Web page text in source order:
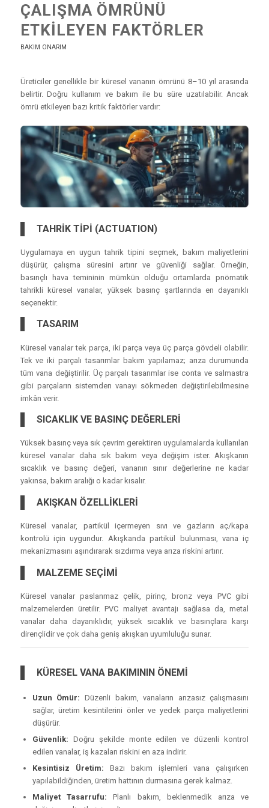
ÇALIŞMA ÖMRÜNÜ
ETKILEYEN FAKTÖRLER
BAKIM ONARIM
Üreticiler genellikle bir küresel vananın ömrünü 8–10 yıl arasında
belirtir. Doğru kullanım ve bakım ile bu süre uzatılabilir. Ancak
ömrü etkileyen bazı kritik faktörler vardır:
TAHRİK TİPİ (ACTUATION)
Uygulamaya en uygun tahrik tipini seçmek, bakım maliyetlerini
düşürür, çalışma süresini artırır ve güvenliği sağlar. Örneğin,
basınçlı hava temininin mümkün olduğu ortamlarda pnömatik
tahrikli küresel vanalar, yüksek basınç şartlarında en dayanıklı
seçenektir.
TASARIM
Küresel vanalar tek parça, iki parça veya üç parça gövdeli olabilir.
Tek ve iki parçalı tasarımlar bakım yapılamaz; arıza durumunda
tüm vana değiştirilir. Üç parçalı tasarımlar ise conta ve salmastra
gibi parçaların sistemden vanayı sökmeden değiştirilebilmesine
imkân verir.
SICAKLIK VE BASINÇ DEĞERLERİ
Yüksek basınç veya sık çevrim gerektiren uygulamalarda kullanılan
küresel vanalar daha sık bakım veya değişim ister. Akışkanın
sıcaklık ve basınç değeri, vananın sınır değerlerine ne kadar
yakınsa, bakım aralığı o kadar kısalır.
AKIŞKAN ÖZELLİKLERİ
Küresel vanalar, partikül içermeyen sıvı ve gazların aç/kapa
kontrolü için uygundur. Akışkanda partikül bulunması, vana iç
mekanizmasını aşındırarak sızdırma veya arıza riskini artırır.
MALZEME SEÇİMİ
Küresel vanalar paslanmaz çelik, pirinç, bronz veya PVC gibi
malzemelerden üretilir. PVC maliyet avantajı sağlasa da, metal
vanalar daha dayanıklıdır, yüksek sıcaklık ve basınçlara karşı
dirençlidir ve çok daha geniş akışkan uyumluluğu sunar.
KÜRESEL VANA BAKIMININ ÖNEMİ
Uzun Ömür: Düzenli bakım, vanaların arızasız çalışmasını
sağlar, üretim kesintilerini önler ve yedek parça maliyetlerini
düşürür.
Güvenlik: Doğru şekilde monte edilen ve düzenli kontrol
edilen vanalar, iş kazaları riskini en aza indirir.
Kesintisiz Üretim: Bazı bakım işlemleri vana çalışırken
yapılabildiğinden, üretim hattının durmasına gerek kalmaz.
Maliyet Tasarrufu: Planlı bakım, beklenmedik arıza ve